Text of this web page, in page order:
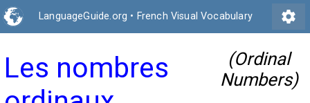
LanguageGuide.org • French Visual Vocabulary settings
Les nombres
(Ordinal
Numbers)